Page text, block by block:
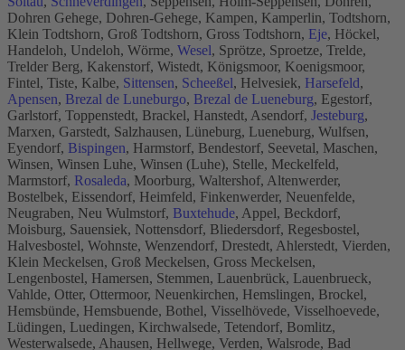
Dohren Gehege, Dohren-Gehege, Kampen, Kamperlin, Todtshorn,
Klein Todtshorn, Groß Todtshorn, Gross Todtshorn, Eje, Höckel,
Handeloh, Undeloh, Wörme, Wesel, Sprötze, Sproetze, Trelde,
Trelder Berg, Kakenstorf, Wistedt, Königsmoor, Koenigsmoor,
Fintel, Tiste, Kalbe, Sittensen, Scheeßel, Helvesiek, Harsefeld,
Apensen, Brezal de Luneburgo, Brezal de Lueneburg, Egestorf,
Garlstorf, Toppenstedt, Brackel, Hanstedt, Asendorf, Jesteburg,
Marxen, Garstedt, Salzhausen, Lüneburg, Lueneburg, Wulfsen,
Eyendorf, Bispingen, Harmstorf, Bendestorf, Seevetal, Maschen,
Winsen, Winsen Luhe, Winsen (Luhe), Stelle, Meckelfeld,
Marmstorf, Rosaleda, Moorburg, Waltershof, Altenwerder,
Bostelbek, Eissendorf, Heimfeld, Finkenwerder, Neuenfelde,
Neugraben, Neu Wulmstorf, Buxtehude, Appel, Beckdorf,
Moisburg, Sauensiek, Nottensdorf, Bliedersdorf, Regesbostel,
Halvesbostel, Wohnste, Wenzendorf, Drestedt, Ahlerstedt, Vierden,
Klein Meckelsen, Groß Meckelsen, Gross Meckelsen,
Lengenbostel, Hamersen, Stemmen, Lauenbrück, Lauenbrueck,
Vahlde, Otter, Ottermoor, Neuenkirchen, Hemslingen, Brockel,
Hemsbünde, Hemsbuende, Bothel, Visselhövede, Visselhoevede,
Lüdingen, Luedingen, Kirchwalsede, Tetendorf, Bomlitz,
Westerwalsede, Ahausen, Hellwege, Verden, Walsrode, Bad